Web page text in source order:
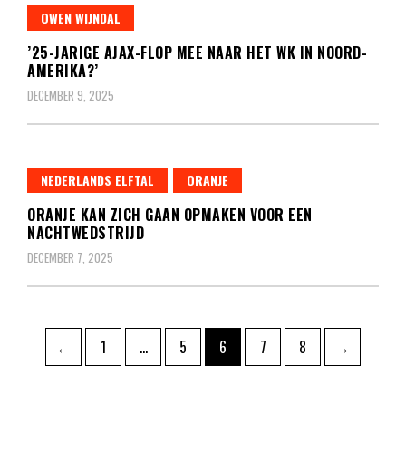
OWEN WIJNDAL
’25-JARIGE AJAX-FLOP MEE NAAR HET WK IN NOORD-
AMERIKA?’
DECEMBER 9, 2025
NEDERLANDS ELFTAL ORANJE
ORANJE KAN ZICH GAAN OPMAKEN VOOR EEN
NACHTWEDSTRIJD
DECEMBER 7, 2025
Berichten
paginering
← Pagina
1 … Pagina
5 Pagina
6 Pagina
7 Pagina
8 →